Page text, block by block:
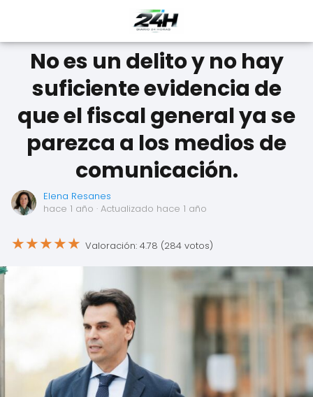
No es un delito y no hay
suficiente evidencia de
que el fiscal general ya se
parezca a los medios de
comunicación.
Elena Resanes
hace 1 año · Actualizado hace 1 año
★★★★★ Valoración: 4.78 (284 votos)